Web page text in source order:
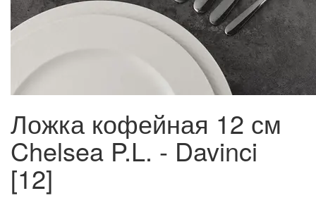
Ложка кофейная 12 см
Chelsea P.L. - Davinci
[12]